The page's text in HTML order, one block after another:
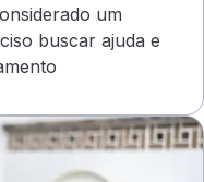
um
buscar ajuda e